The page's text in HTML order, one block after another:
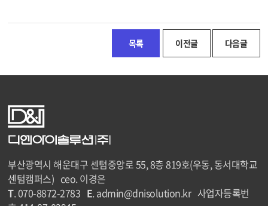
목록 이전글 다음글
부산광역시 해운대구 센텀중앙로 55, 8층 819호(우동, 동서대학교
센텀캠퍼스) ceo. 이경은
T. 070-8872-2783 E. admin@dnisolution.kr 사업자등록번